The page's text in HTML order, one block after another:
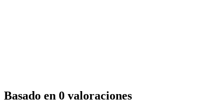
Basado en 0 valoraciones